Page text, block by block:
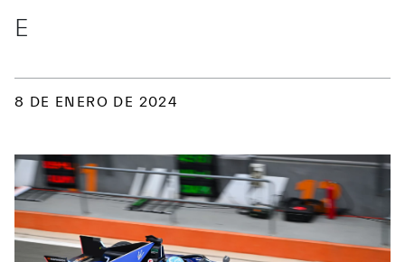
E
8 DE ENERO DE 2024